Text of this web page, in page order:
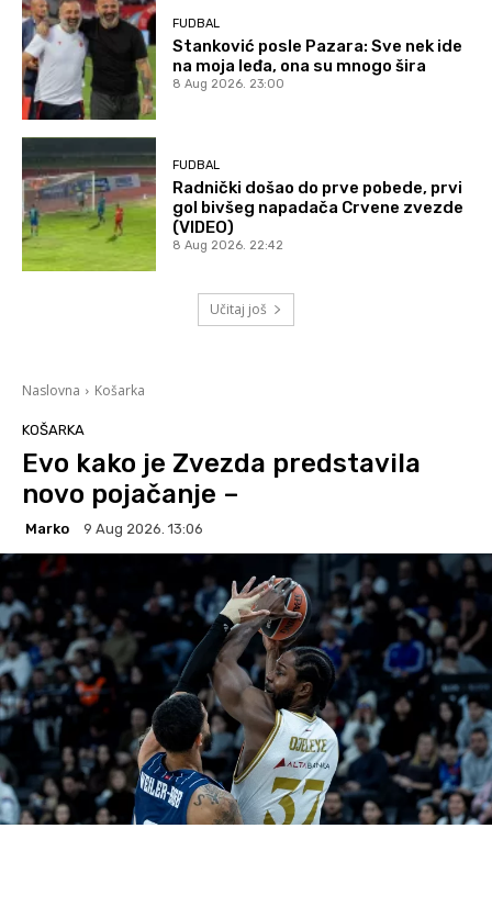
FUDBAL
Stanković posle Pazara: Sve nek ide
na moja leđa, ona su mnogo šira
8 Aug 2026. 23:00
FUDBAL
Radnički došao do prve pobede, prvi
gol bivšeg napadača Crvene zvezde
(VIDEO)
8 Aug 2026. 22:42
Učitaj još